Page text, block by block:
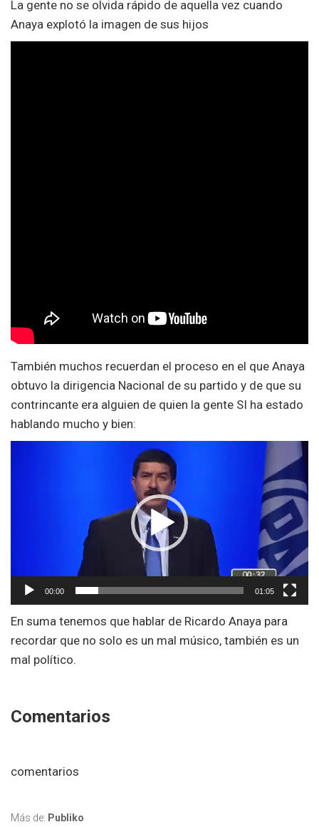
La gente no se olvida rápido de aquella vez cuando
Anaya explotó la imagen de sus hijos
También muchos recuerdan el proceso en el que Anaya
obtuvo la dirigencia Nacional de su partido y de que su
contrincante era alguien de quien la gente SI ha estado
hablando mucho y bien:
00:00 01:05
En suma tenemos que hablar de Ricardo Anaya para
recordar que no solo es un mal músico, también es un
mal político.
Comentarios
comentarios
Más de: Publiko